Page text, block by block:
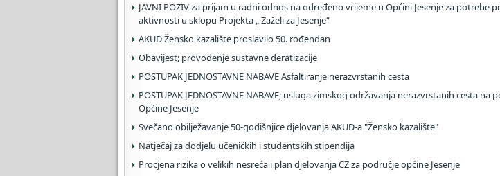
JAVNI POZIV za prijam u radni odnos na određeno vrijeme u Općini Jesenje za potrebe
aktivnosti u sklopu Projekta „ Zaželi za Jesenje“
AKUD Žensko kazalište proslavilo 50. rođendan
Obavijest; provođenje sustavne deratizacije
POSTUPAK JEDNOSTAVNE NABAVE Asfaltiranje nerazvrstanih cesta
POSTUPAK JEDNOSTAVNE NABAVE; usluga zimskog održavanja nerazvrstanih cesta na
Općine Jesenje
Svečano obilježavanje 50-godišnjice djelovanja AKUD-a "Žensko kazalište"
Natječaj za dodjelu učeničkih i studentskih stipendija
Procjena rizika o velikih nesreća i plan djelovanja CZ za područje općine Jesenje